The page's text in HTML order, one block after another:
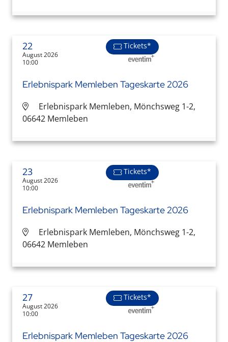
22
August 2026
10:00
Tickets*
Erlebnispark Memleben Tageskarte 2026
Erlebnispark Memleben, Mönchsweg 1-2,
06642 Memleben
23
August 2026
10:00
Tickets*
Erlebnispark Memleben Tageskarte 2026
Erlebnispark Memleben, Mönchsweg 1-2,
06642 Memleben
27
August 2026
10:00
Tickets*
Erlebnispark Memleben Tageskarte 2026